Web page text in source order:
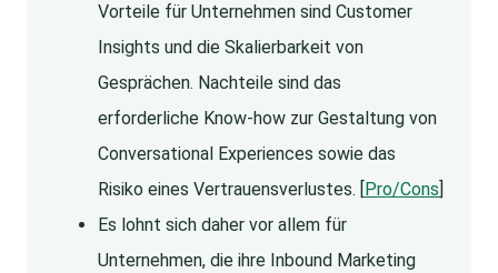
Vorteile für Unternehmen sind Customer
Insights und die Skalierbarkeit von
Gesprächen. Nachteile sind das
erforderliche Know-how zur Gestaltung von
Conversational Experiences sowie das
Risiko eines Vertrauensverlustes. [
Pro/Cons
Es lohnt sich daher vor allem für
Unternehmen, die ihre Inbound Marketing